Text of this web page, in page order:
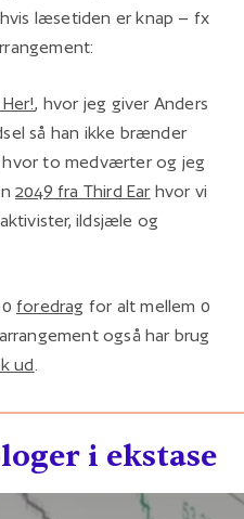
læsetiden er knap – fx
, hvor jeg giver Anders
så han ikke brænder
hvor to medværter og jeg
2049 fra Third Earhvor vi
ildsjæle og
foredrag for alt mellem 0
også har brug
ud
i ekstase